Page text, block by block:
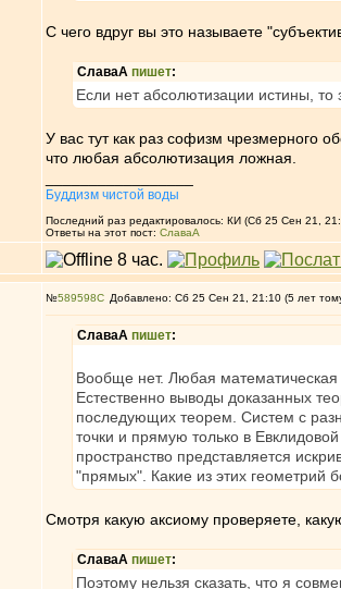
С чего вдруг вы это называете
СлаваА пишет:
Если нет абсолютизации истины, то
У вас тут как раз софизм чрезмерного
что любая абсолютизация ложная.
Буддизм чистой воды
Последний раз редактировалось: КИ (Сб 25 Сен 21,
Ответы на этот пост: СлаваА
№589598 Добавлено: Сб 25 Сен 21, 21:10 (5 лет
СлаваА пишет:
Вообще нет. Любая
Естественно выводы доказанных
последующих теорем. Систем с
точки и прямую только в
пространство представляется
"прямых". Какие из этих геометрий
Смотря какую аксиому проверяете,
СлаваА пишет:
Поэтому нельзя сказать, что я